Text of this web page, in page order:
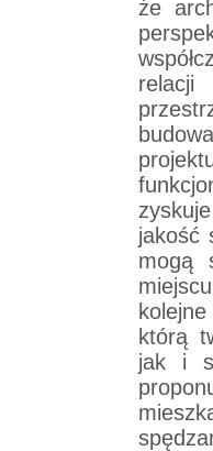
że
relacji
jakość
mogą
którą
jak i